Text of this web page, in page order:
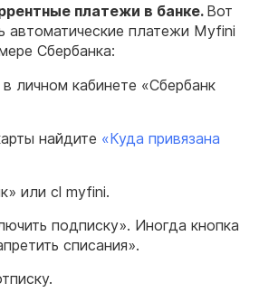
платежи в банке. Вот
автоматические платежи Myfini
Сбербанка:
личном кабинете «Сбербанк
найдите «Куда привязана
или cl myfini.
подписку». Иногда кнопка
списания».